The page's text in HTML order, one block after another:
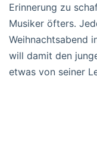
Erinnerung zu
Musiker öfters.
Weihnachtsabend
will damit den
etwas von seiner